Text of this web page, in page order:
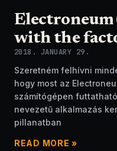
with the
2018. JANUARY 29.
Szeretném felhívni
hogy most az
számítógépen
nevezetű alkalmazás
pillanatban
READ MORE »